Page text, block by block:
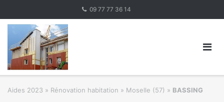
content
09 77 77 36 14
Aides 2023 » Rénovation habitation » Moselle (57) » BASSING